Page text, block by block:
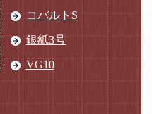
コバルトS
銀紙3号
VG10